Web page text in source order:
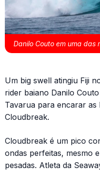
Danilo Couto em uma das
Um big swell atingiu Fiji
rider baiano Danilo
Tavarua para encarar as
Cloudbreak.
Cloudbreak é um pico
ondas perfeitas, mesmo
pesadas. Atleta da